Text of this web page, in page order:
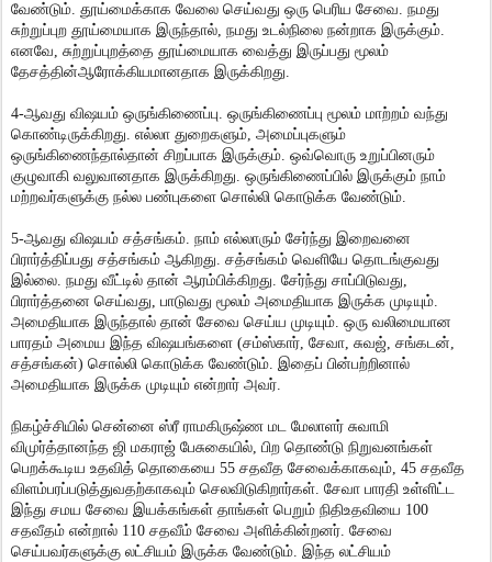
வேண்டும். தூய்மைக்காக வேலை செய்வது ஒரு பெரிய சேவை. நமது
சுற்றுப்புற தூய்மையாக இருந்தால், நமது உடல்நிலை நன்றாக இருக்கும்.
எனவே, சுற்றுப்புறத்தை தூய்மையாக வைத்து இருப்பது மூலம்
தேசத்தின்ஆரோக்கியமானதாக இருக்கிறது.
4-ஆவது விஷயம் ஒருங்கிணைப்பு. ஒருங்கிணைப்பு மூலம் மாற்றம் வந்து
கொண்டிருக்கிறது. எல்லா துறைகளும், அமைப்புகளும்
ஒருங்கிணைந்தால்தான் சிறப்பாக இருக்கும். ஒவ்வொரு உறுப்பினரும்
குழுவாகி வலுவானதாக இருக்கிறது. ஒருங்கிணைப்பில் இருக்கும் நாம்
மற்றவர்களுக்கு நல்ல பண்புகளை சொல்லி கொடுக்க வேண்டும்.
5-ஆவது விஷயம் சத்சங்கம். நாம் எல்லாரும் சேர்ந்து இறைவனை
பிரார்த்திப்பது சத்சங்கம் ஆகிறது. சத்சங்கம் வெளியே தொடங்குவது
இல்லை. நமது வீட்டில் தான் ஆரம்பிக்கிறது. சேர்ந்து சாப்பிடுவது,
பிரார்த்தனை செய்வது, பாடுவது மூலம் அமைதியாக இருக்க முடியும்.
அமைதியாக இருந்தால் தான் சேவை செய்ய முடியும். ஒரு வலிமையான
பாரதம் அமைய இந்த விஷயங்களை (சம்ஸ்கார், சேவா, சுவஜ், சங்கடன்,
சத்சங்கன்) சொல்லி கொடுக்க வேண்டும். இதைப் பின்பற்றினால்
அமைதியாக இருக்க முடியும் என்றார் அவர்.
நிகழ்ச்சியில் சென்னை ஸ்ரீ ராமகிருஷ்ண மட மேலாளர் சுவாமி
விமுர்த்தானந்த ஜி மகராஜ் பேசுகையில், பிற தொண்டு நிறுவனங்கள்
பெறக்கூடிய உதவித் தொகையை 55 சதவீத சேவைக்காகவும், 45 சதவீத
விளம்பரப்படுத்துவதற்காகவும் செலவிடுகிறார்கள். சேவா பாரதி உள்ளிட்ட
இந்து சமய சேவை இயக்கங்கள் தாங்கள் பெறும் நிதிஉதவியை 100
சதவீதம் என்றால் 110 சதவீம் சேவை அளிக்கின்றனர். சேவை
செய்பவர்களுக்கு லட்சியம் இருக்க வேண்டும். இந்த லட்சியம்